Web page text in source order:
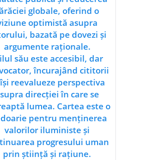
globale, oferind o
optimistă asupra
bazată pe dovezi și
argumente raționale.
său este accesibil, dar
încurajând cititorii
reevalueze perspectiva
direcției în care se
lumea. Cartea este o
pentru menținerea
valorilor iluministe și
progresului uman
prin știință și rațiune.